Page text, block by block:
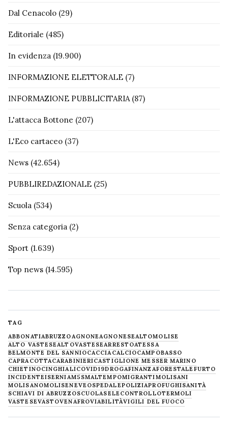
Dal Cenacolo (29)
Editoriale (485)
In evidenza (19.900)
INFORMAZIONE ELETTORALE (7)
INFORMAZIONE PUBBLICITARIA(87)
L'attacca Bottone (207)
L'Eco cartaceo (37)
News (42.654)
PUBBLIREDAZIONALE (25)
Scuola (534)
Senza categoria (2)
Sport (1.639)
Top news (14.595)
TAG
ABBONATIABRUZZOAGNONEAGNONESEALTOMOLISE
ALTO VASTESEALTOVASTESEARRESTOATESSA
BELMONTE DEL SANNIOCACCIACALCIOCAMPOBASSO
CAPRACOTTACARABINIERICASTIGLIONE MESSER MARINO
CHIETINOCINGHIALICOVID19DROGAFINANZAFORESTALE FURTO
INCIDENTEISERNIAM5SMALTEMPOMIGRANTIMOLISANI
MOLISANOMOLISENEVE OSPEDALEPOLIZIAPROFUGHISANITÀ
SCHIAVI DI ABRUZZOSCUOLASELECONTROLLOTERMOLI
VASTESEVASTOVENAFROVIABILITÀVIGILI DEL FUOCO